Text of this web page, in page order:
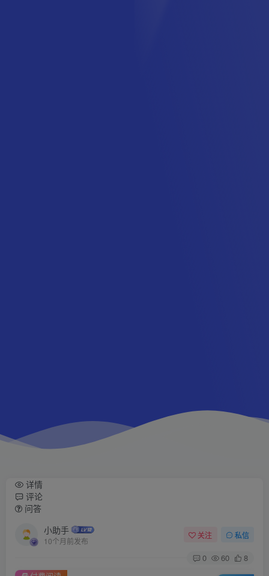
详情
评论
问答
小助手
10个月前发布
关注 私信
0 60
8